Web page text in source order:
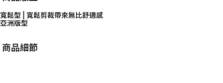
寬鬆型 | 寬鬆剪裁帶來無比舒適感
亞洲版型
商品細節